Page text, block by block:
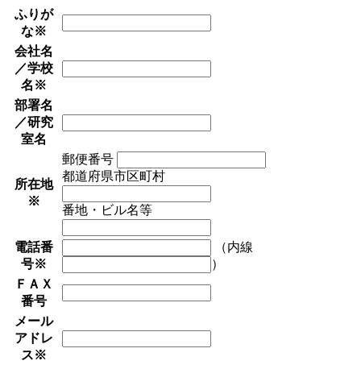
ふりが
な※
会社名
／学校
名 ※
部署名
／研究
室名
所在地
※
郵便番号
都道府県市区町村
番地・ビル名等
電話番
号※
（内線
）
ＦＡＸ
番号
メール
アドレ
ス※